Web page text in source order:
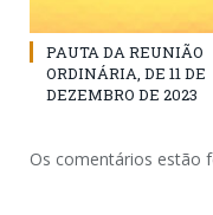
PAUTA DA REUNIÃO
ORDINÁRIA, DE 11 DE
DEZEMBRO DE 2023
Os comentários estão